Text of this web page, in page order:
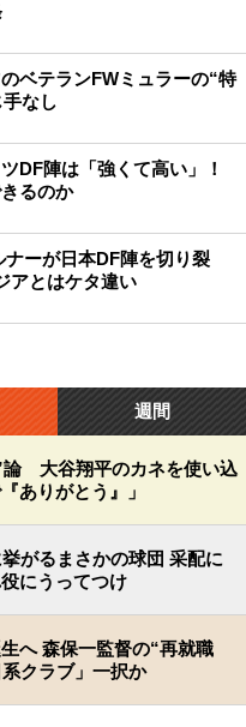
ベテランFWミュラーの“特
なし
DF陣は「強くて高い」！
るのか
ナーが日本DF陣を切り裂
アとはケタ違い
週間
論 大谷翔平のカネを使い込
ありがとう』」
がるまさかの球団 采配に
にうってつけ
へ 森保一監督の“再就職
クラブ」一択か